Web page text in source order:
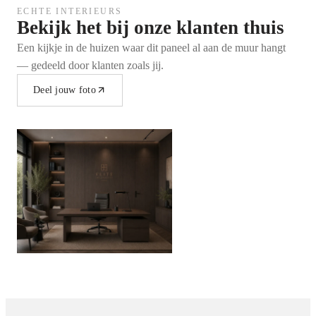
iedere ruimte in huis of op kantoor.
Voor iedere interieurstijl een passend design
bij jouw interieur.
Kies uit onder andere:
Houtlook wandpanelen
Marmerlook wandpanelen
Betonlook wandpanelen
ECHTE INTERIEURS
Bekijk het bij onze klanten thuis
Een kijkje in de huizen waar dit paneel al aan de muur hangt
— gedeeld door klanten zoals jij.
Deel jouw foto